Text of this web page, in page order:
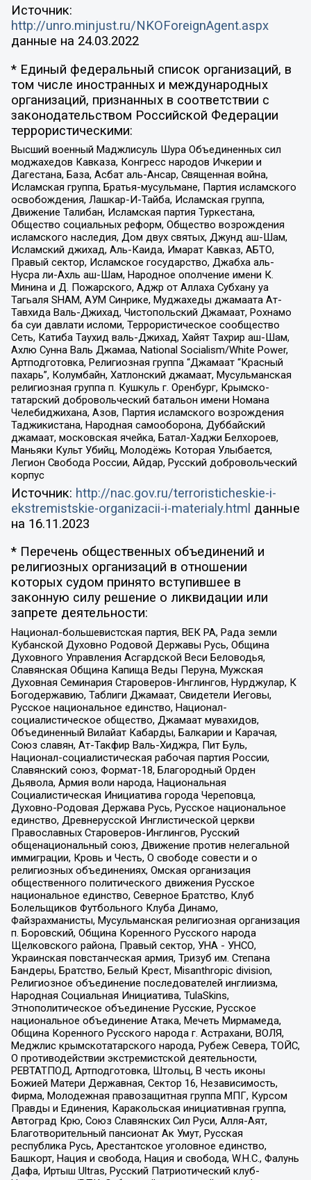
Источник:
http://unro.minjust.ru/NKOForeignAgent.aspx
данные на 24.03.2022
* Единый федеральный список организаций, в
том числе иностранных и международных
организаций, признанных в соответствии с
законодательством Российской Федерации
террористическими:
Высший военный Маджлисуль Шура Объединенных сил
моджахедов Кавказа, Конгресс народов Ичкерии и
Дагестана, База, Асбат аль-Ансар, Священная война,
Исламская группа, Братья-мусульмане, Партия исламского
освобождения, Лашкар-И-Тайба, Исламская группа,
Движение Талибан, Исламская партия Туркестана,
Общество социальных реформ, Общество возрождения
исламского наследия, Дом двух святых, Джунд аш-Шам,
Исламский джихад, Аль-Каида, Имарат Кавказ, АБТО,
Правый сектор, Исламское государство, Джабха аль-
Нусра ли-Ахль аш-Шам, Народное ополчение имени К.
Минина и Д. Пожарского, Аджр от Аллаха Субхану уа
Тагьаля SHAM, АУМ Синрике, Муджахеды джамаата Ат-
Тавхида Валь-Джихад, Чистопольский Джамаат, Рохнамо
ба суи давлати исломи, Террористическое сообщество
Сеть, Катиба Таухид валь-Джихад, Хайят Тахрир аш-Шам,
Ахлю Сунна Валь Джамаа, National Socialism/White Power,
Артподготовка, Религиозная группа “Джамаат “Красный
пахарь”, Колумбайн, Хатлонский джамаат, Мусульманская
религиозная группа п. Кушкуль г. Оренбург, Крымско-
татарский добровольческий батальон имени Номана
Челебиджихана, Азов, Партия исламского возрождения
Таджикистана, Народная самооборона, Дуббайский
джамаат, московская ячейка, Батал-Хаджи Белхороев,
Маньяки Культ Убийц, Молодёжь Которая Улыбается,
Легион Свобода России, Айдар, Русский добровольческий
корпус
Источник: http://nac.gov.ru/terroristicheskie-i-
ekstremistskie-organizacii-i-materialy.html данные
на 16.11.2023
* Перечень общественных объединений и
религиозных организаций в отношении
которых судом принято вступившее в
законную силу решение о ликвидации или
запрете деятельности:
Национал-большевистская партия, ВЕК РА, Рада земли
Кубанской Духовно Родовой Державы Русь, Община
Духовного Управления Асгардской Веси Беловодья,
Славянская Община Капища Веды Перуна, Мужская
Духовная Семинария Староверов-Инглингов, Нурджулар, К
Богодержавию, Таблиги Джамаат, Свидетели Иеговы,
Русское национальное единство, Национал-
социалистическое общество, Джамаат мувахидов,
Объединенный Вилайат Кабарды, Балкарии и Карачая,
Союз славян, Ат-Такфир Валь-Хиджра, Пит Буль,
Национал-социалистическая рабочая партия России,
Славянский союз, Формат-18, Благородный Орден
Дьявола, Армия воли народа, Национальная
Социалистическая Инициатива города Череповца,
Духовно-Родовая Держава Русь, Русское национальное
единство, Древнерусской Инглистической церкви
Православных Староверов-Инглингов, Русский
общенациональный союз, Движение против нелегальной
иммиграции, Кровь и Честь, О свободе совести и о
религиозных объединениях, Омская организация
общественного политического движения Русское
национальное единство, Северное Братство, Клуб
Болельщиков Футбольного Клуба Динамо,
Файзрахманисты, Мусульманская религиозная организация
п. Боровский, Община Коренного Русского народа
Щелковского района, Правый сектор, УНА - УНСО,
Украинская повстанческая армия, Тризуб им. Степана
Бандеры, Братство, Белый Крест, Misanthropic division,
Религиозное объединение последователей инглиизма,
Народная Социальная Инициатива, TulaSkins,
Этнополитическое объединение Русские, Русское
национальное объединение Атака, Мечеть Мирмамеда,
Община Коренного Русского народа г. Астрахани, ВОЛЯ,
Меджлис крымскотатарского народа, Рубеж Севера, ТОЙС,
О противодействии экстремистской деятельности,
РЕВТАТПОД, Артподготовка, Штольц, В честь иконы
Божией Матери Державная, Сектор 16, Независимость,
Фирма, Молодежная правозащитная группа МПГ, Курсом
Правды и Единения, Каракольская инициативная группа,
Автоград Крю, Союз Славянских Сил Руси, Алля-Аят,
Благотворительный пансионат Ак Умут, Русская
республика Русь, Арестантское уголовное единство,
Башкорт, Нация и свобода, Нация и свобода, W.H.С., Фалунь
Дафа, Иртыш Ultras, Русский Патриотический клуб-